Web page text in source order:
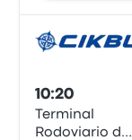
10:20
Terminal
Rodoviario de